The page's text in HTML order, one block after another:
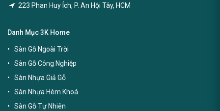
223 Phan Huy Ích, P. An Hội Tây, HCM
Danh Mục 3K Home
Sàn Gỗ Ngoài Trời
Sàn Gỗ Công Nghiệp
Sàn Nhựa Giả Gỗ
Sàn Nhựa Hèm Khoá
Sàn Gỗ Tự Nhiên